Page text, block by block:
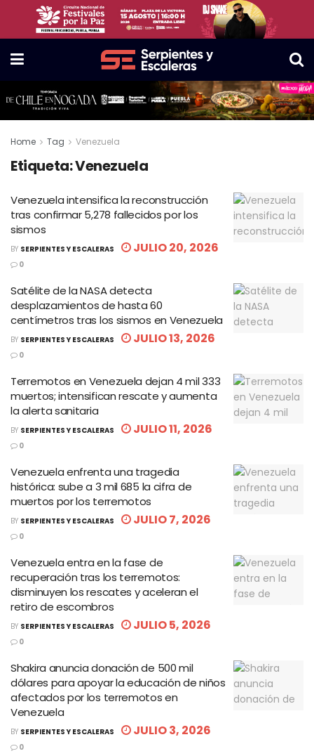
Home Tag Venezuela
Etiqueta:Venezuela
Venezuela intensifica la reconstrucción
tras confirmar 5,278 fallecidos por los
sismos
BY SERPIENTES Y ESCALERAS JULIO 20, 2026
0
Satélite de la NASA detecta
desplazamientos de hasta 60
centímetros tras los sismos en Venezuela
BY SERPIENTES Y ESCALERAS JULIO 13, 2026
0
Terremotos en Venezuela dejan 4 mil 333
muertos; intensifican rescate y aumenta
la alerta sanitaria
BY SERPIENTES Y ESCALERAS JULIO 11, 2026
0
Venezuela enfrenta una tragedia
histórica: sube a 3 mil 685 la cifra de
muertos por los terremotos
BY SERPIENTES Y ESCALERAS JULIO 7, 2026
0
Venezuela entra en la fase de
recuperación tras los terremotos:
disminuyen los rescates y aceleran el
retiro de escombros
BY SERPIENTES Y ESCALERAS JULIO 5, 2026
0
Shakira anuncia donación de 500 mil
dólares para apoyar la educación de niños
afectados por los terremotos en
Venezuela
BY SERPIENTES Y ESCALERAS JULIO 3, 2026
0